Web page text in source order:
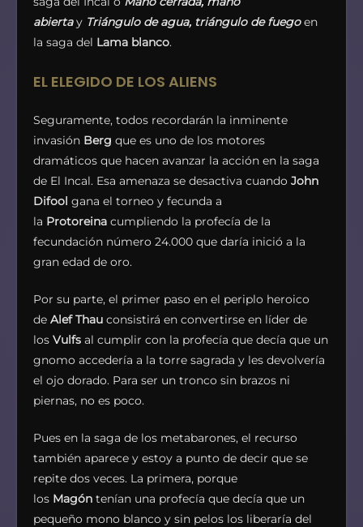
abiertay Triángulo de agua, triángulo de fuegoen
la saga del Lama blanco.
EL ELEGIDO DE LOS ALIENS
Seguramente, todos recordarán la inminente
invasión Berg que es uno de los motores
dramáticos que hacen avanzar la acción en la saga
de El Incal. Esa amenaza se desactiva cuando John
Difool gana el torneo y fecunda a
la Protoreina cumpliendo la profecía de la
fecundación número 24.000 que daría inició a la
gran edad de oro.
Por su parte, el primer paso en el periplo heroico
de Alef Thau consistirá en convertirse en líder de
los Vulfs al cumplir con la profecía que decía que un
gnomo accedería a la torre sagrada y les devolvería
el ojo dorado. Para ser un tronco sin brazos ni
piernas, no es poco.
Pues en la saga de los metabarones, el recurso
también aparece y estoy a punto de decir que se
repite dos veces. La primera, porque
los Magón tenían una profecía que decía que un
pequeño mono blanco y sin pelos los liberaría del